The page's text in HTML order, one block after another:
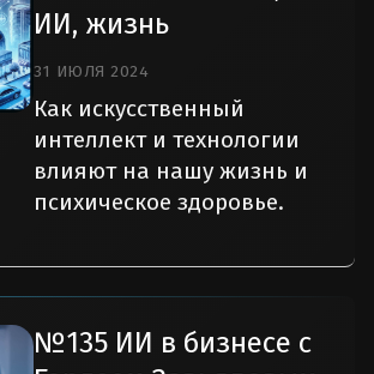
ИИ, жизнь
31 ИЮЛЯ 2024
Как искусственный
интеллект и технологии
влияют на нашу жизнь и
психическое здоровье.
№135 ИИ в бизнесе с